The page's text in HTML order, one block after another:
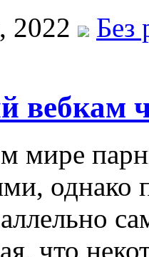
2022
Без
вебкам
мирe
однако
что